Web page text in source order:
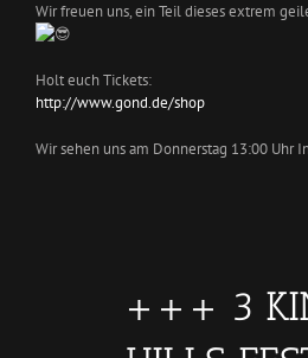
Wir freuen uns, ein Teil dieses extrem
Holt euch Tickets:
http://www.gond.de/shop
Wir sehen uns am Donnerstag 13:00 Uhr
+++ 3